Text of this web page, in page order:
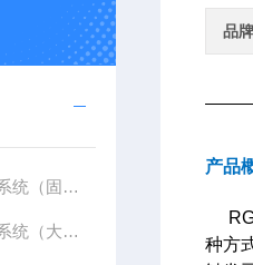
RGK-4远程控制VOC采样系统（固定污染源）
RGK-4远程控制VOC采样系统（大气）
品牌
产品
种方